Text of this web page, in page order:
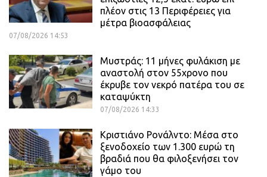
πλέον στις 13 Περιφέρειες για
μέτρα βιοασφάλειας
07/08/2026 14:53
Μυστράς: 11 μήνες φυλάκιση με
αναστολή στον 55χρονο που
έκρυβε τον νεκρό πατέρα του σε
καταψύκτη
07/08/2026 14:33
Κριστιάνο Ρονάλντο: Μέσα στο
ξενοδοχείο των 1.300 ευρώ τη
βραδιά που θα φιλοξενήσει τον
γάμο του